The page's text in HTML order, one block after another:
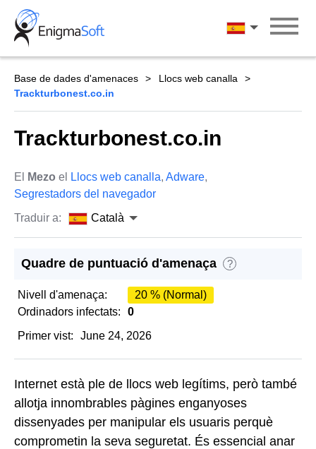
Skip
content
Català
Base de dades d'amenaces
Llocs web canalla
Trackturbonest.co.in
Trackturbonest.co.in
El Mezo el Llocs web canalla, Adware,
Segrestadors del navegador
Traduir a:
Català
Quadre de puntuació d'amenaça ?
Nivell d'amenaça:
20 % (Normal)
Ordinadors infectats:
0
Primer vist:
June 24, 2026
Internet està ple de llocs web legítims, però també
allotja innombrables pàgines enganyoses
dissenyades per manipular els usuaris perquè
comprometin la seva seguretat. És essencial anar